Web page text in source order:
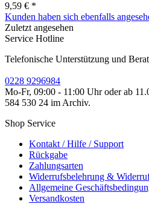
9,59 € *
Kunden haben sich ebenfalls
Zuletzt angesehen
Service Hotline
Telefonische Unterstützung und
0228 9296984
Mo-Fr, 09:00 - 11:00 Uhr oder ab
584 530 24 im Archiv.
Shop Service
Kontakt / Hilfe / Support
Rückgabe
Zahlungsarten
Widerrufsbelehrung &
Allgemeine
Versandkosten